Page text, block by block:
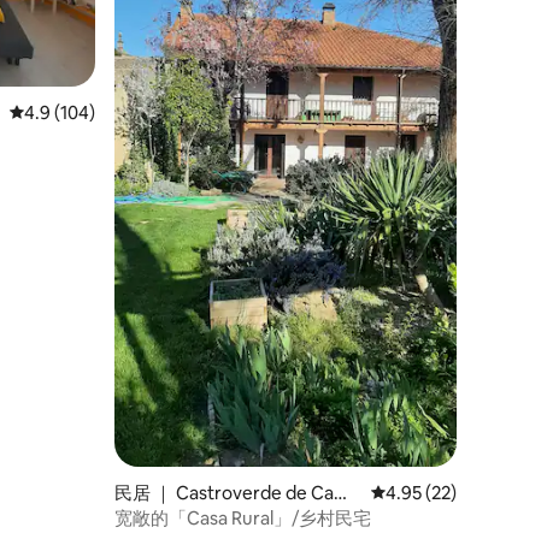
平均评分 4.9 分（满分 5 分），共 104 条评价
4.9 (104)
民居 ｜ Castroverde de Camp
os
平均评分 4.95 分（满
4.95 (22)
宽敞的「Casa Rural」/乡村民宅